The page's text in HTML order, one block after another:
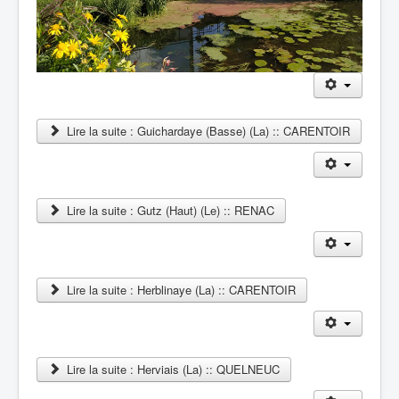
14e au 18e siècle
Sources
Aide
A propos
Lire la suite : Guichardaye (Basse) (La) :: CARENTOIR
Lire la suite : Gutz (Haut) (Le) :: RENAC
Lire la suite : Herblinaye (La) :: CARENTOIR
Lire la suite : Herviais (La) :: QUELNEUC